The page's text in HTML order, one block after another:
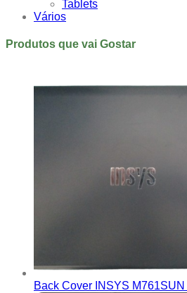
Tablets
Vários
Produtos que vai Gostar
Back Cover INSYS M761SUN